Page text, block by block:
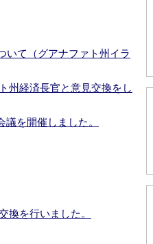
しました
いて（グアナファト州イラ
州経済長官と意見交換をし
を開催しました。
換を行いました。